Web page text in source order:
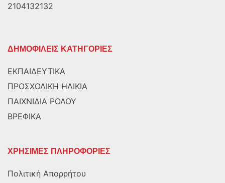
2104132132
ΔΗΜΟΦΙΛΕΙΣ ΚΑΤΗΓΟΡΙΕΣ
ΕΚΠΑΙΔΕΥΤΙΚΑ
ΠΡΟΣΧΟΛΙΚΗ ΗΛΙΚΙΑ
ΠΑΙΧΝΙΔΙΑ ΡΟΛΟΥ
ΒΡΕΦΙΚΑ
ΧΡΗΣΙΜΕΣ ΠΛΗΡΟΦΟΡΙΕΣ
Πολιτική Απορρήτου